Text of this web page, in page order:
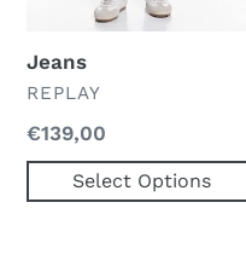
Jeans
VERKOPER
REPLAY
Normale
prijs
€139,00
Select Options